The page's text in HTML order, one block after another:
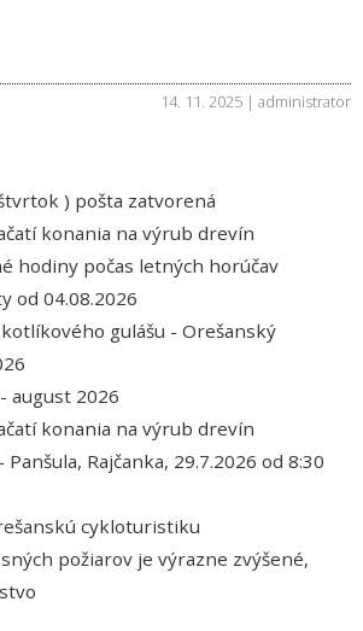
14. 11. 2025 | administrator
) pošta zatvorená
konania na výrub drevín
hodiny počas letných horúčav
od 04.08.2026
gulášu - Orešanský
august 2026
konania na výrub drevín
Rajčanka, 29.7.2026 od 8:30
cykloturistiku
požiarov je výrazne zvýšené,